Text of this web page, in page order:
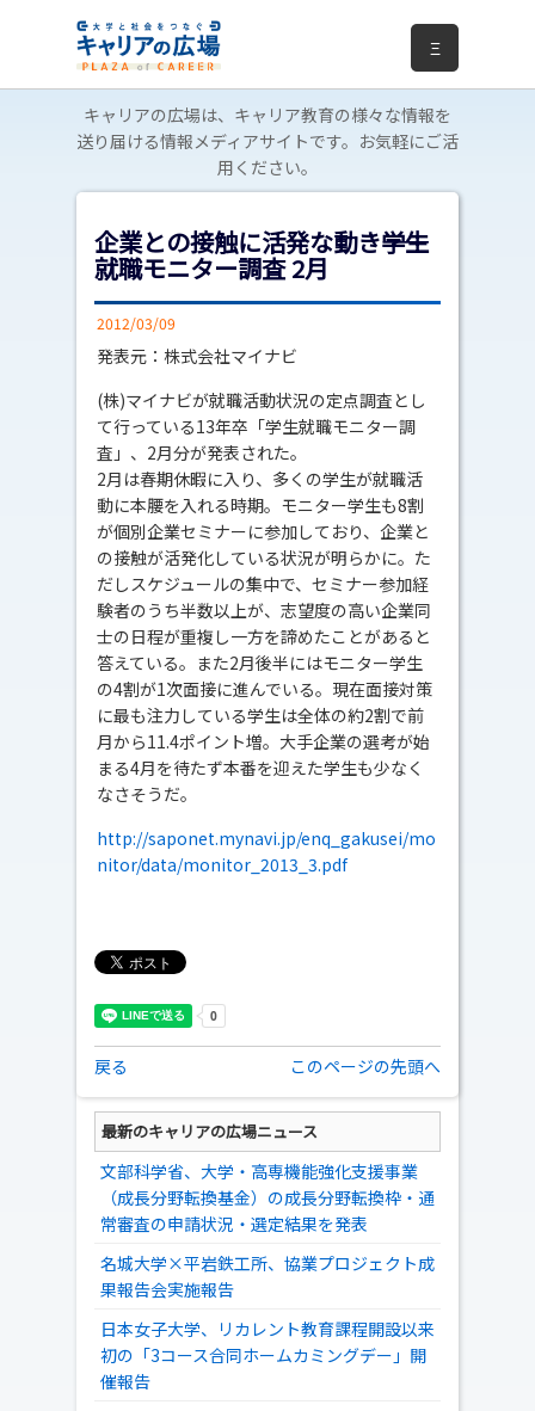
Ξ
キャリアの広場は、キャリア教育の様々な情報を
送り届ける情報メディアサイトです。お気軽にご活
用ください。
企業との接触に活発な動き――学生
就職モニター調査 2月
2012/03/09
発表元：株式会社マイナビ
(株)マイナビが就職活動状況の定点調査とし
て行っている13年卒「学生就職モニター調
査」、2月分が発表された。
2月は春期休暇に入り、多くの学生が就職活
動に本腰を入れる時期。モニター学生も8割
が個別企業セミナーに参加しており、企業と
の接触が活発化している状況が明らかに。た
だしスケジュールの集中で、セミナー参加経
験者のうち半数以上が、志望度の高い企業同
士の日程が重複し一方を諦めたことがあると
答えている。また2月後半にはモニター学生
の4割が1次面接に進んでいる。現在面接対策
に最も注力している学生は全体の約2割で前
月から11.4ポイント増。大手企業の選考が始
まる4月を待たず本番を迎えた学生も少なく
なさそうだ。
http://saponet.mynavi.jp/enq_gakusei/mo
nitor/data/monitor_2013_3.pdf
戻る このページの先頭へ
最新のキャリアの広場ニュース
文部科学省、大学・高専機能強化支援事業
（成長分野転換基金）の成長分野転換枠・通
常審査の申請状況・選定結果を発表
名城大学×平岩鉄工所、協業プロジェクト成
果報告会実施報告
日本女子大学、リカレント教育課程開設以来
初の「3コース合同ホームカミングデー」開
催報告